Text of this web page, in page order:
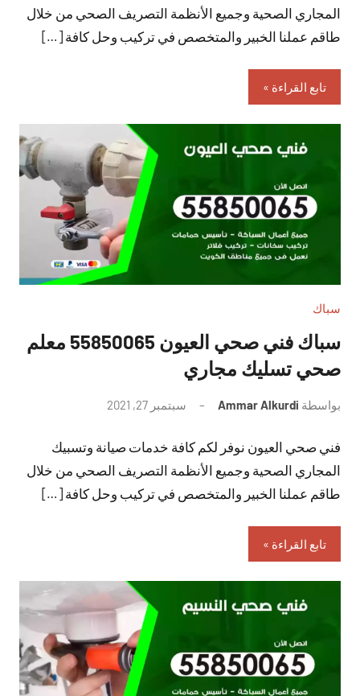
المجاري الصحية وجميع الأنظمة التصريف الصحي من خلال
طاقم عملنا الخبير والمتخصص في تركيب وحل كافة […]
تابع القراءة
سباك
سباك فني صحي العيون 55850065 معلم
صحي تسليك مجاري
بواسطة Ammar Alkurdi سبتمبر 27, 2021
تعليقات
فني صحي العيون نوفر لكم كافة خدمات صيانة وتسبيك
المجاري الصحية وجميع الأنظمة التصريف الصحي من خلال
طاقم عملنا الخبير والمتخصص في تركيب وحل كافة […]
تابع القراءة